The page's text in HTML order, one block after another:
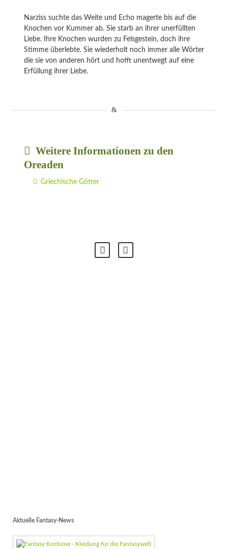
Narziss suchte das Weite und Echo magerte bis auf die
Knochen vor Kummer ab. Sie starb an ihrer unerfüllten
Liebe. Ihre Knochen wurden zu Felsgestein, doch ihre
Stimme überlebte. Sie wiederholt noch immer alle Wörter
die sie von anderen hört und hofft unentwegt auf eine
Erfüllung ihrer Liebe.
Weitere Informationen zu den
Oreaden
Griechische Götter
Aktuelle Fantasy-News